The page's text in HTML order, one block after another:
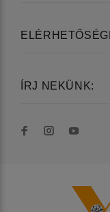
ÍRJ NEKÜNK: